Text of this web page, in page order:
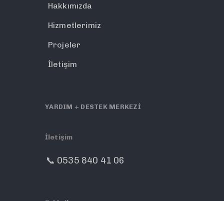
Hakkımızda
Hizmetlerimiz
Projeler
İletişim
YARDIM + DESTEK MERKEZİ
İletişim
📞 0535 840 41 06